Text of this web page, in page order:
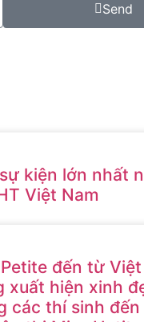
Send
kiện lớn nhất
Việt Nam
đến từ Việt
xuất hiện xinh
các thí sinh